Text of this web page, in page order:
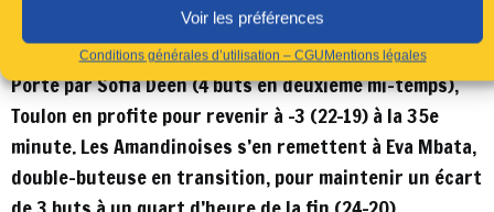
Voir les préférences
Conditions générales d’utilisation – CGUMentions légales
pour Sarah Abdellahi.
Porté par Sofia Deen (4 buts en deuxième mi-temps),
Toulon en profite pour revenir à -3 (22-19) à la 35e
minute. Les Amandinoises s’en remettent à Eva Mbata,
double-buteuse en transition, pour maintenir un écart